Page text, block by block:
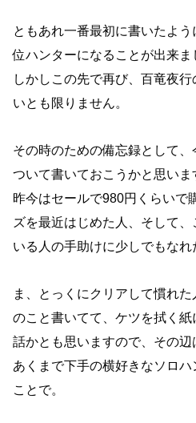
ともあれ一番最初に書いたよ
位ハンターになることが出来ま
しかしこの先で再び、百竜夜
いとも限りません。
その時のための備忘録として、
ついて書いておこうかと思いま
昨今はセールで980円くらいで
ズを最近はじめた人、そして
いる人の手助けに少しでもなれ
ま、とっくにクリアして慣れ
のこと書いてて、ケツを拭く
話かとも思いますので、その辺
あくまで下手の横好きなソロ
ことで。